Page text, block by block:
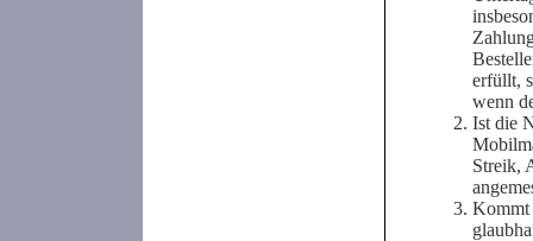
erfüllt,
wenn
Ist die
Streik,
Kommt